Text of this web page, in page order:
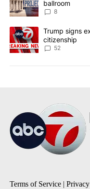
ballroom
8
A trending article titled
Trump signs
citizenship
52
Terms of Service |